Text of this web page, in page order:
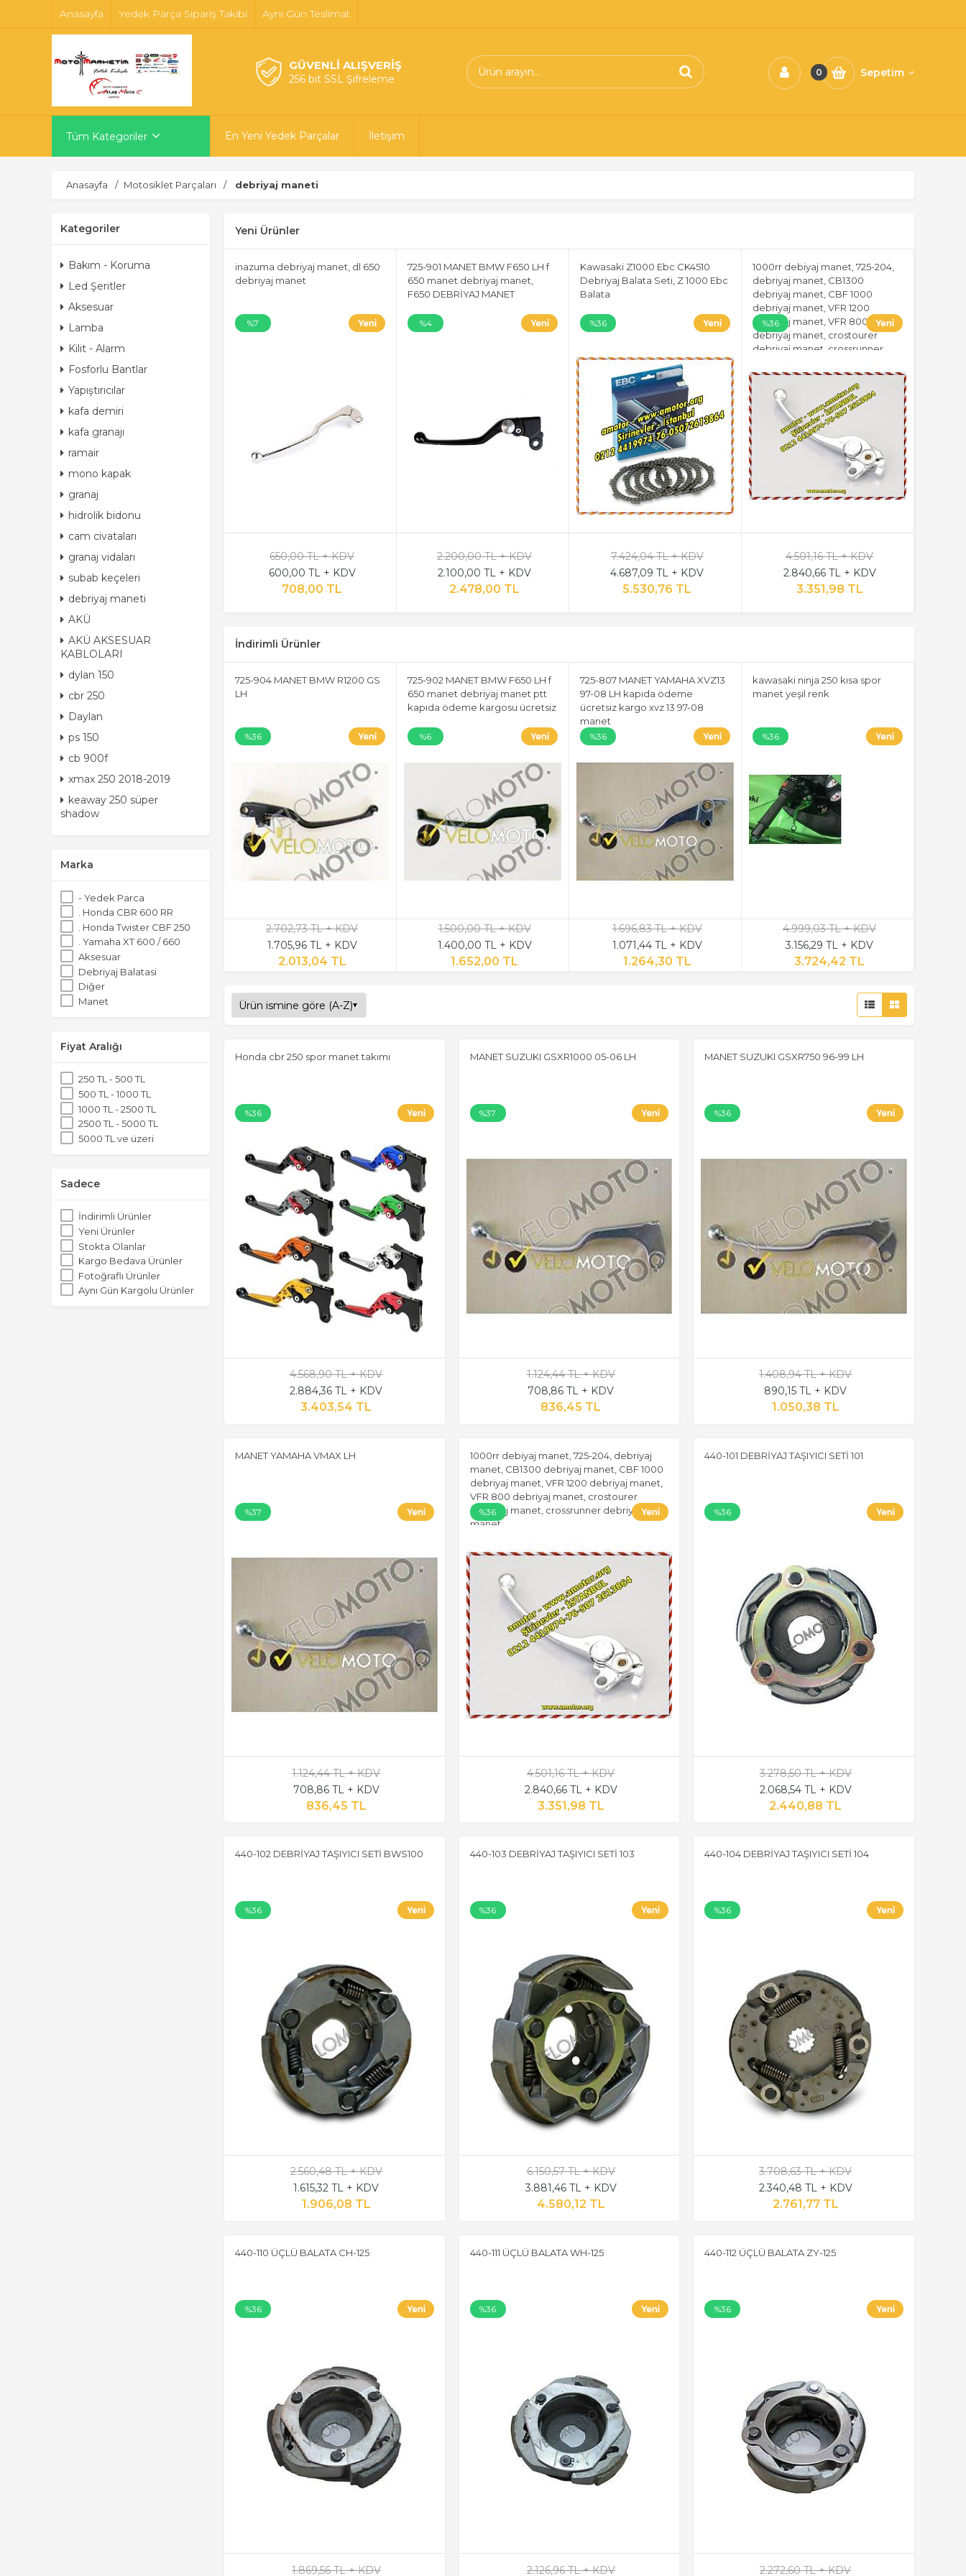
Anasayfa Yedek Parça Sipariş Takibi Ayni Gün Teslimat
GÜVENLİ ALIŞVERİŞ
256 bit SSL Şifreleme
0 Sepetim
Tüm Kategoriler En Yeni Yedek Parçalar İletişim
Anasayfa Motosiklet Parçaları debriyaj maneti
Kategoriler
Bakım - Koruma
Led Şeritler
Aksesuar
Lamba
Kilit - Alarm
Fosforlu Bantlar
Yapıştırıcılar
kafa demiri
kafa granajı
ramair
mono kapak
granaj
hidrolik bidonu
cam civataları
granaj vidaları
subab keçeleri
debriyaj maneti
AKÜ
AKÜ AKSESUAR
KABLOLARI
dylan 150
cbr 250
Daylan
ps 150
cb 900f
xmax 250 2018-2019
keaway 250 süper
shadow
Marka
- Yedek Parca
. Honda CBR 600 RR
. Honda Twister CBF 250
. Yamaha XT 600 / 660
Aksesuar
Debriyaj Balatasi
Diğer
Manet
Fiyat Aralığı
250 TL - 500 TL
500 TL - 1000 TL
1000 TL - 2500 TL
2500 TL - 5000 TL
5000 TL ve üzeri
Sadece
İndirimli Ürünler
Yeni Ürünler
Stokta Olanlar
Kargo Bedava Ürünler
Fotoğraflı Ürünler
Aynı Gün Kargolu Ürünler
Yeni Ürünler
inazuma debriyaj manet, dl 650
debriyaj manet
%7
650,00 TL + KDV
600,00 TL + KDV
708,00 TL
725-901 MANET BMW F650 LH f
650 manet debriyaj manet,
F650 DEBRİYAJ MANET
%4
2.200,00 TL + KDV
2.100,00 TL + KDV
2.478,00 TL
Kawasaki Z1000 Ebc CK4510
Debriyaj Balata Seti, Z 1000 Ebc
Balata
%36
7.424,04 TL + KDV
4.687,09 TL + KDV
5.530,76 TL
1000rr debiyaj manet, 725-204,
debriyaj manet, CB1300
debriyaj manet, CBF 1000
debriyaj manet, VFR 1200
debriyaj manet, VFR 800
debriyaj manet, crostourer
debriyaj manet, crossrunner
%36
4.501,16 TL + KDV
2.840,66 TL + KDV
3.351,98 TL
İndirimli Ürünler
725-904 MANET BMW R1200 GS
LH
%36
2.702,73 TL + KDV
1.705,96 TL + KDV
2.013,04 TL
725-902 MANET BMW F650 LH f
650 manet debriyaj manet ptt
kapıda ödeme kargosu ücretsiz
%6
1.500,00 TL + KDV
1.400,00 TL + KDV
1.652,00 TL
725-807 MANET YAMAHA XVZ13
97-08 LH kapıda ödeme
ücretsiz kargo xvz 13 97-08
manet
%36
1.696,83 TL + KDV
1.071,44 TL + KDV
1.264,30 TL
kawasaki ninja 250 kısa spor
manet yeşil renk
%36
4.999,03 TL + KDV
3.156,29 TL + KDV
3.724,42 TL
Honda cbr 250 spor manet takımı
%36
4.568,90 TL + KDV
2.884,36 TL + KDV
3.403,54 TL
MANET SUZUKI GSXR1000 05-06 LH
%37
1.124,44 TL + KDV
708,86 TL + KDV
836,45 TL
MANET SUZUKI GSXR750 96-99 LH
%36
1.408,94 TL + KDV
890,15 TL + KDV
1.050,38 TL
MANET YAMAHA VMAX LH
%37
1.124,44 TL + KDV
708,86 TL + KDV
836,45 TL
1000rr debiyaj manet, 725-204, debriyaj
manet, CB1300 debriyaj manet, CBF 1000
debriyaj manet, VFR 1200 debriyaj manet,
VFR 800 debriyaj manet, crostourer
debriyaj manet, crossrunner debriyaj
manet
%36
4.501,16 TL + KDV
2.840,66 TL + KDV
3.351,98 TL
440-101 DEBRİYAJ TAŞIYICI SETİ 101
%36
3.278,50 TL + KDV
2.068,54 TL + KDV
2.440,88 TL
440-102 DEBRİYAJ TAŞIYICI SETİ BWS100
%36
2.560,48 TL + KDV
1.615,32 TL + KDV
1.906,08 TL
440-103 DEBRİYAJ TAŞIYICI SETİ 103
%36
6.150,57 TL + KDV
3.881,46 TL + KDV
4.580,12 TL
440-104 DEBRİYAJ TAŞIYICI SETİ 104
%36
3.708,63 TL + KDV
2.340,48 TL + KDV
2.761,77 TL
440-110 ÜÇLÜ BALATA CH-125
%36
1.869,56 TL + KDV
440-111 ÜÇLÜ BALATA WH-125
%36
2.126,96 TL + KDV
440-112 ÜÇLÜ BALATA ZY-125
%36
2.272,60 TL + KDV